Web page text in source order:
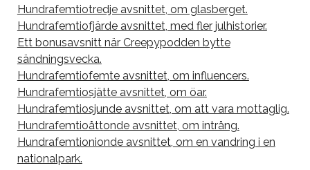
Hundrafemtiotredje avsnittet, om glasberget.
Hundrafemtiofjärde avsnittet, med fler julhistorier.
Ett bonusavsnitt när Creepypodden bytte
sändningsvecka.
Hundrafemtiofemte avsnittet, om influencers.
Hundrafemtiosjätte avsnittet, om öar.
Hundrafemtiosjunde avsnittet, om att vara mottaglig.
Hundrafemtioåttonde avsnittet, om intrång.
Hundrafemtionionde avsnittet, om en vandring i en
nationalpark.